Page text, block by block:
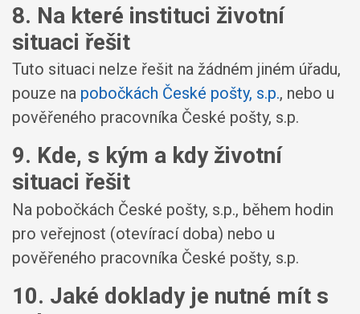
8. Na které instituci životní
situaci řešit
Tuto situaci nelze řešit na žádném jiném úřadu,
pouze na pobočkách České pošty, s.p., nebo u
pověřeného pracovníka České pošty, s.p.
9. Kde, s kým a kdy životní
situaci řešit
Na pobočkách České pošty, s.p., během hodin
pro veřejnost (otevírací doba) nebo u
pověřeného pracovníka České pošty, s.p.
10. Jaké doklady je nutné mít s